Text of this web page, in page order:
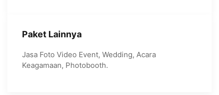
Paket Lainnya
Jasa Foto Video Event, Wedding, Acara
Keagamaan, Photobooth.